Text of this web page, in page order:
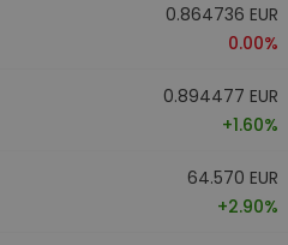
0.864736 EUR
0.00%
0.894477 EUR
+1.60%
64.570 EUR
+2.90%